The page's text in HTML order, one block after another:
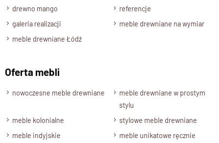
drewno mango
referencje
galeria realizacji
meble drewniane na wymiar
meble drewniane Łódź
Oferta mebli
nowoczesne meble drewniane
meble drewniane w prostym
stylu
meble kolonialne
stylowe meble drewniane
meble indyjskie
meble unikatowe ręcznie